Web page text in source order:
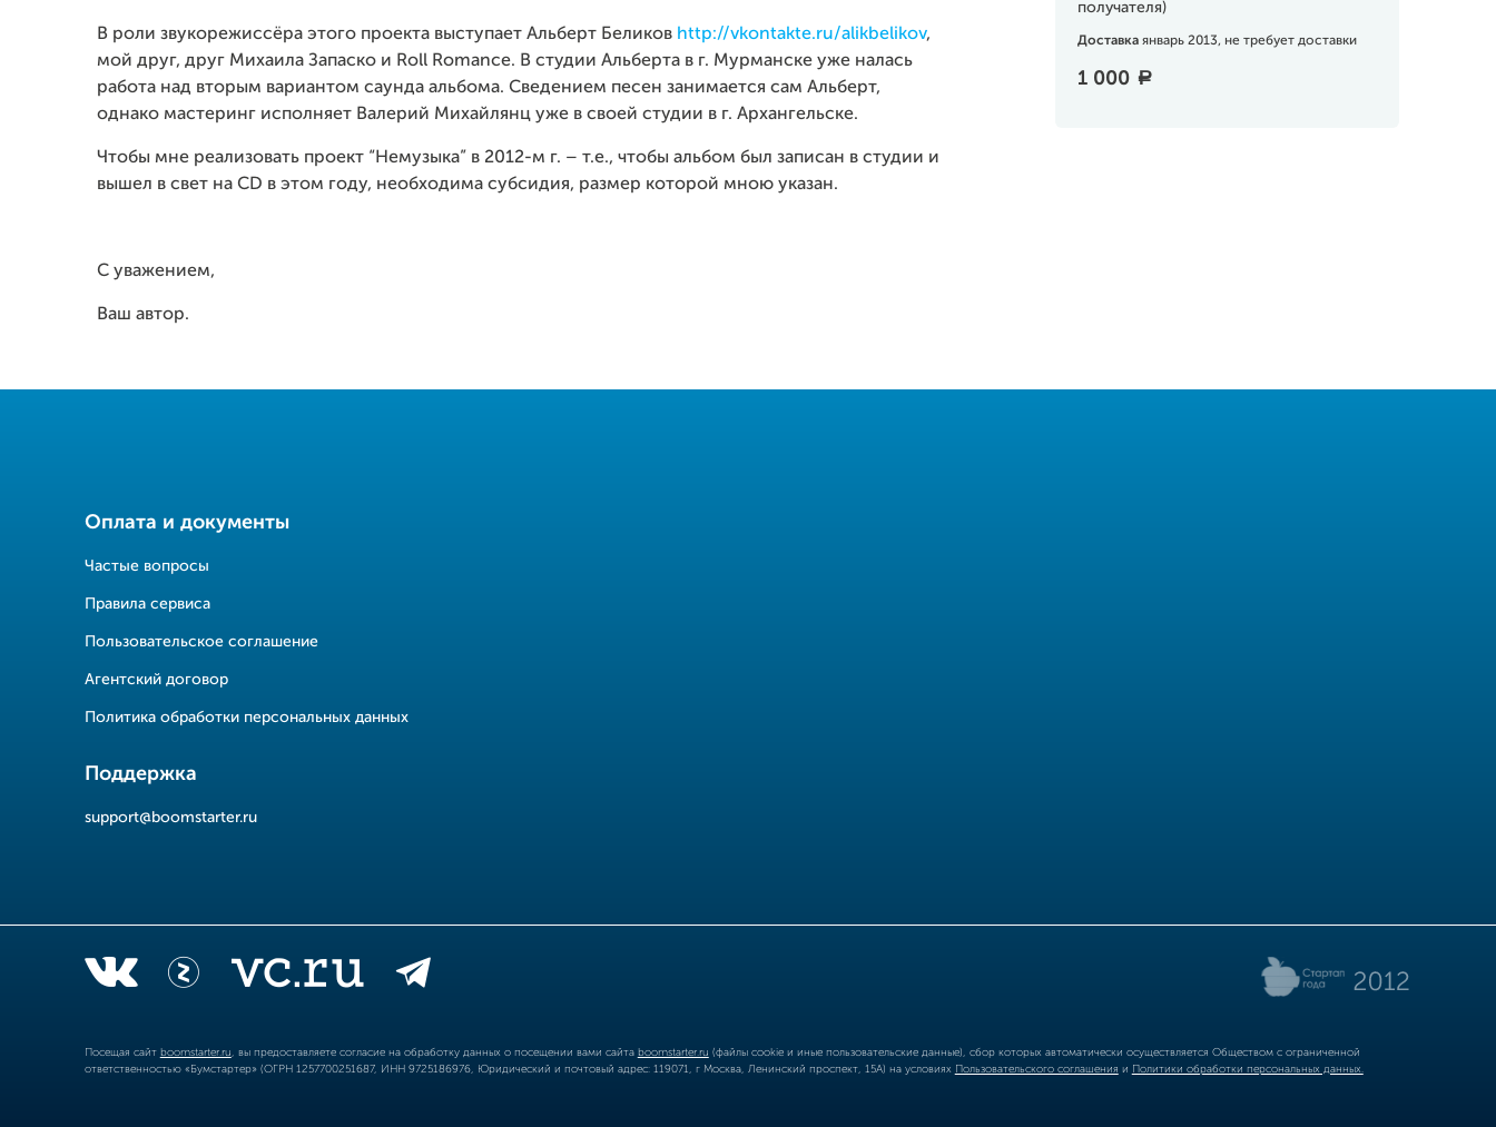
получателя)
Доставка январь 2013, не требует доставки
1 000 a
В роли звукорежиссёра этого проекта выступает Альберт Беликов http://vkontakte.ru/alikbelikov,
мой друг, друг Михаила Запаско и Roll Romance. В студии Альберта в г. Мурманске уже налась
работа над вторым вариантом саунда альбома. Сведением песен занимается сам Альберт,
однако мастеринг исполняет Валерий Михайлянц уже в своей студии в г. Архангельске.
Чтобы мне реализовать проект “Немузыка” в 2012-м г. – т.е., чтобы альбом был записан в студии и
вышел в свет на CD в этом году, необходима субсидия, размер которой мною указан.
С уважением,
Ваш автор.
Оплата и документы
Частые вопросы
Правила сервиса
Пользовательское соглашение
Агентский договор
Политика обработки персональных данных
Поддержка
support@boomstarter.ru
Посещая сайт boomstarter.ru , вы предоставляете согласие на обработку данных о посещении вами сайта boomstarter.ru (файлы cookie и иные пользовательские данные), сбор которых автоматически осуществляется Обществом с ограниченной
ответственностью «Бумстартер» (ОГРН 1257700251687, ИНН 9725186976, Юридический и почтовый адрес: 119071, г Москва, Ленинский проспект, 15А) на условиях Пользовательского соглашения и Политики обработки персональных данных.